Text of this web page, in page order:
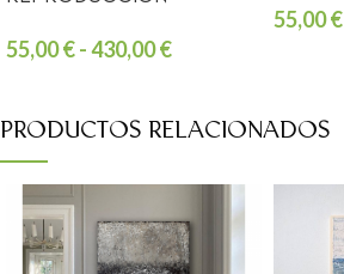
55,00€-430,00€
55,00€
PRODUCTOS RELACIONADOS